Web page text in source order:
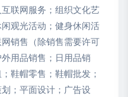
联网服务；组织文化艺
观光活动；健身休闲活
销售（除销售需要许可
用品销售；日用品销
鞋帽零售；鞋帽批发；
；平面设计；广告设